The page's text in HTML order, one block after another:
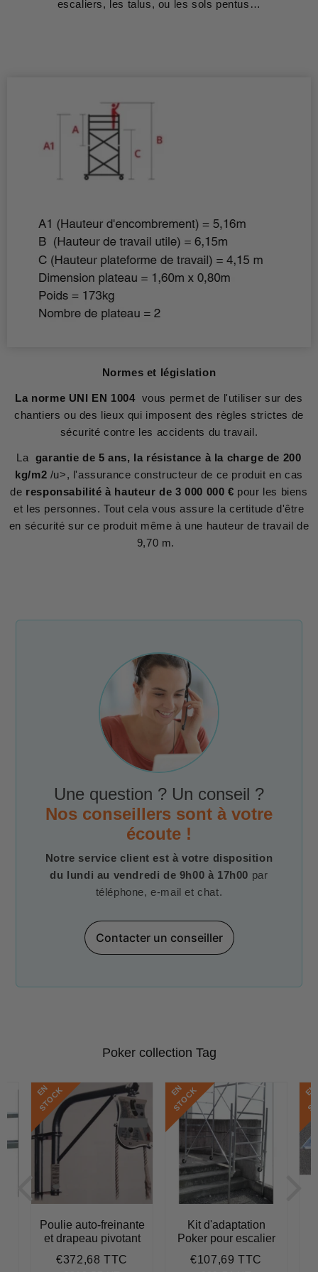
escaliers, les talus, ou les sols pentus…
Normes et législation
La norme UNI EN 1004vous permet de l'utiliser sur des
chantiers ou des lieux qui imposent des règles strictes de
sécurité contre les accidents du travail.
La garantie de 5 ans, la résistance à la charge de 200
kg/m2 /u>, l'assurance constructeur de ce produit en cas
de responsabilité à hauteur de 3 000 000 € pour les biens
et les personnes. Tout cela vous assure la certitude d'être
en sécurité sur ce produit même à une hauteur de travail de
9,70 m.
Une question ? Un conseil ?
Nos conseillers sont à votre
écoute !
Notre service client est à votre disposition
du lundi au vendredi de 9h00 à 17h00 par
téléphone, e-mail et chat.
Contacter un conseiller
Poker collection Tag
E
N
S
T
O
C
K
Poulie auto-freinante
et drapeau pivotant
Prix
€372,68 TTC
E
N
S
T
O
C
K
Kit d'adaptation
Poker pour escalier
Prix
€107,69 TTC
E
N
S
T
O
C